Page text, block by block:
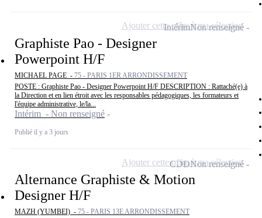
Graphiste Pao - Designer
Powerpoint H/F
MICHAEL PAGE - 75 - PARIS 1ER ARRONDISSEMENT
POSTE : Graphiste Pao - Designer Powerpoint H/F DESCRIPTION : Rattaché(e) à
la Direction et en lien étroit avec les responsables pédagogiques, les formateurs et
l'équipe administrative, le/la...
Intérim - Non renseigné
Publié il y a 3 jours
IntérimNon renseigné
Ajouter cette offre à ma sélection
Alternance Graphiste & Motion
Designer H/F
MAZH (YUMBEI) - 75 - PARIS 13E ARRONDISSEMENT
CDDNon renseigné
Ajouter cette offre à ma sélection